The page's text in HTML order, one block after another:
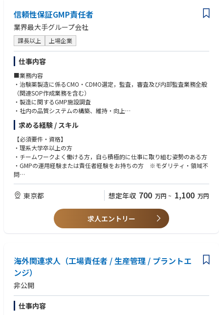
・再生医療等製品や医薬品に関わる各種省令やICHなどのガイドラインに
関する知識
・当局対応経験（PMDAやFDAなど）
【求める人物像】
・コンプライアンスとスタートアップのスピード感を両立させるバランス
感覚をお持ちの人
・前例のない課題に対して「できない理由」ではなく「どうすればできる
か」を思考できる人
・当事者意識を常に持ち、情熱と覚悟を持って取り込むことが出来る人
・様々なバックグラウンドのスタッフと柔軟にコミュニケーションをとる
ことが出来る人
・主体性を持って積極的に発言/行動し、周りを巻き込んでいける人
・謙虚に他者から学び、誠実に行動し、信頼してもらえる人
・マルチタスクを好む人
信頼性保証GMP責任者
業界最大手グループ会社
課長以上 上場企業
仕事内容
■業務内容
・治験薬製造に係るCMO・CDMO選定，監査，審査及び内部監査業務全般
（関連SOP作成業務を含む）
・製造に関するGMP施設調査
・社内の品質システムの構築、維持・向上
・新規プロジェクトの立案又は品質保証分野からの参画（社内外調整業務
を含む）
求める経験 / スキル
【必須要件・資格】
・理系大学卒以上の方
・チームワークよく働ける方，自ら積極的に仕事に取り組む姿勢のある方
・GMPの運用経験または責任者経験をお持ちの方 ※モダリティ・領域不
問
・監査業務に関する実務経験を5年以上お持ちの方で、以下を満たす方
└治験薬製造に関する知識を有する方
【推奨要件・資格】
・監査責任者のご経験
・GMP監査又は信頼性基準下試験調査経験を有する方
医薬品及び動物用医薬品の開発に情熱を持って取り組んでいただける方
東京都 想定年収 700 万円 ~ 1,100 万円
求人エントリー
海外関連求人（工場責任者 / 生産管理 / プラントエ
ンジ）
非公開
仕事内容